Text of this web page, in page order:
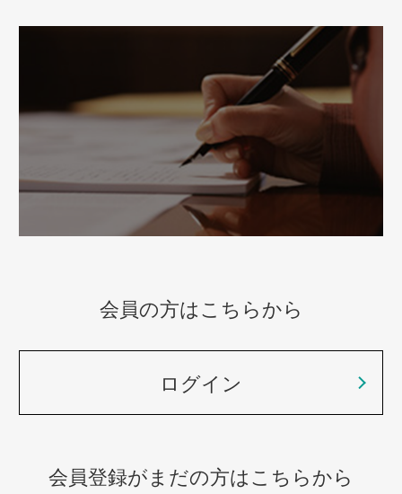
会員の方はこちらから
ログイン
会員登録がまだの方はこちらから